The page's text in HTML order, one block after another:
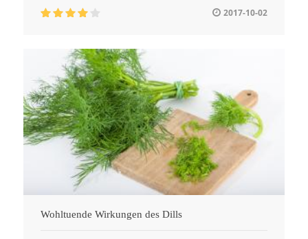
2017-10-02
Wohltuende Wirkungen des Dills